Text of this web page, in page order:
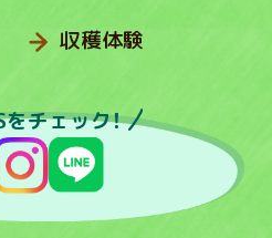
収穫体験
チェック！